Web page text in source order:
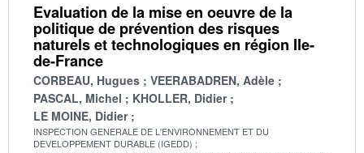
Evaluation de la mise en oeuvre de la
politique de prévention des risques
naturels et technologiques en région Ile-
de-France
CORBEAU, Hugues
VEERABADREN, Adèle
PASCAL, Michel
KHOLLER, Didier
LE MOINE, Didier
INSPECTION GENERALE DE L'ENVIRONNEMENT ET DU
DEVELOPPEMENT DURABLE (IGEDD)